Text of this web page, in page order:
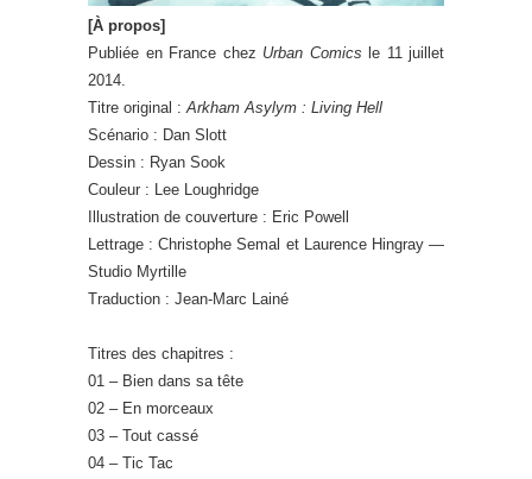
[À propos]
Publiée en France chez Urban Comics le 11 juillet
2014.
Titre original : Arkham Asylym : Living Hell
Scénario : Dan Slott
Dessin : Ryan Sook
Couleur : Lee Loughridge
Illustration de couverture : Eric Powell
Lettrage : Christophe Semal et Laurence Hingray —
Studio Myrtille
Traduction : Jean-Marc Lainé
Titres des chapitres :
01 – Bien dans sa tête
02 – En morceaux
03 – Tout cassé
04 – Tic Tac